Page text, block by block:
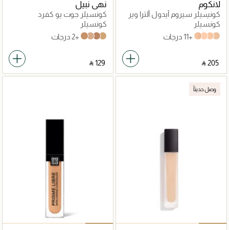
لانكوم
كونسيلر سيروم أيدول ألترا وير
كير آند جلو من تينت
كونسيلر
105W
115C
120N
125W
+11 درجات
‎ ⃁ ⁦205⁩ ‎
نهى نبيل
كونسيلر جوت يو كفرد
كونسيلر
W10
W20
N15
N25+2 درجات
‎ ⃁ ⁦129⁩ ‎
وصل حديثاً